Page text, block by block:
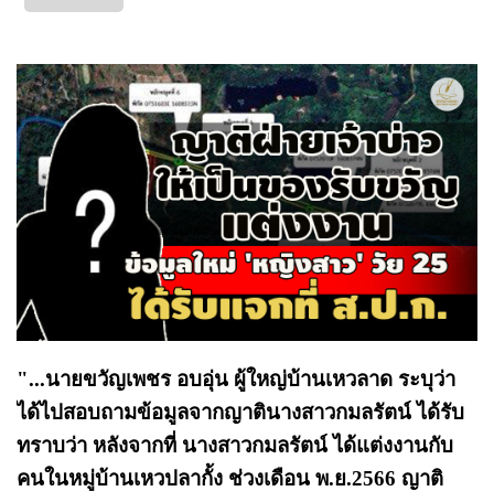
"...นายขวัญเพชร อบอุ่น ผู้ใหญ่บ้านเหวลาด ระบุว่า
ได้ไปสอบถามข้อมูลจากญาตินางสาวกมลรัตน์ ได้รับ
ทราบว่า หลังจากที่ นางสาวกมลรัตน์ ได้แต่งงานกับ
คนในหมู่บ้านเหวปลากั้ง ช่วงเดือน พ.ย.2566 ญาติ